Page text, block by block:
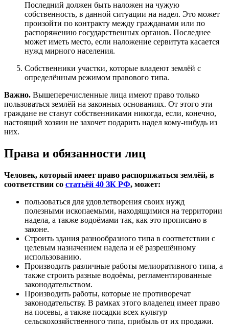
Последний должен быть наложен на чужую
собственность, в данной ситуации на надел. Это может
произойти по контракту между гражданами или по
распоряжению государственных органов. Последнее
может иметь место, если наложение сервитута касается
нужд мирного населения.
Собственники участки, которые владеют землёй с
определённым режимом правового типа.
Важно. Вышеперечисленные лица имеют право только
пользоваться землёй на законных основаниях. От этого эти
граждане не станут собственниками никогда, если, конечно,
настоящий хозяин не захочет подарить надел кому-нибудь из
них.
Права и обязанности лиц
Человек, который имеет право распоряжаться землёй, в
соответствии со статьёй 40 ЗК РФ, может:
пользоваться для удовлетворения своих нужд
полезными ископаемыми, находящимися на территории
надела, а также водоёмами так, как это прописано в
законе.
Строить здания разнообразного типа в соответствии с
целевым назначением надела и её разрешённому
использованию.
Производить различные работы мелиоративного типа, а
также строить разные водоёмы, регламентированные
законодательством.
Производить работы, которые не противоречат
законодательству. В рамках этого владелец имеет право
на посевы, а также посадки всех культур
сельскохозяйственного типа, прибыль от их продажи.